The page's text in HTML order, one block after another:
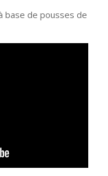
base de pousses de